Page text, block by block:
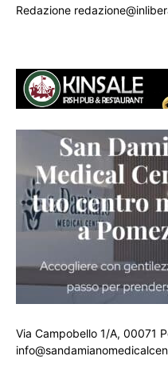
Redazione
Via Campobello 1/A, 00071